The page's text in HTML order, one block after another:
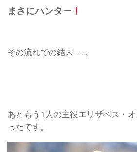
まさにハンター
その流れでの結末……。
あともう1人の主役エリザベス・
ったです。